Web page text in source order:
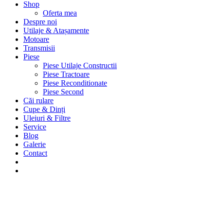
Shop
Oferta mea
Despre noi
Utilaje & Atașamente
Motoare
Transmisii
Piese
Piese Utilaje Constructii
Piese Tractoare
Piese Reconditionate
Piese Second
Căi rulare
Cupe & Dinți
Uleiuri & Filtre
Service
Blog
Galerie
Contact